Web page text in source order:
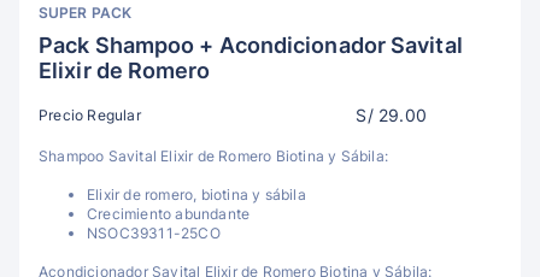
SUPER PACK
Pack Shampoo + Acondicionador Savital
Elixir de Romero
Precio Regular S/ 29.00
Shampoo Savital Elixir de Romero Biotina y Sábila:
Elixir de romero, biotina y sábila
Crecimiento abundante
NSOC39311-25CO
Acondicionador Savital Elixir de Romero Biotina y Sábila: